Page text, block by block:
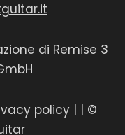
di Remise 3
policy|
| ©